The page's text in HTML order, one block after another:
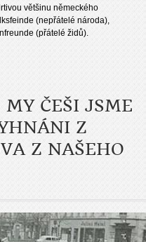
většinu německého
(nepřátelé národa),
(přátelé židů).
ČEŠI JSME
Z
Z NAŠEHO